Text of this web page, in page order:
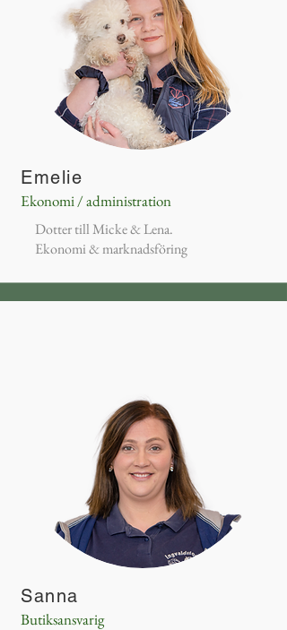
Emelie
Ekonomi / administration
Dotter till Micke & Lena.
Ekonomi & marknadsföring
Sanna
Butiksansvarig